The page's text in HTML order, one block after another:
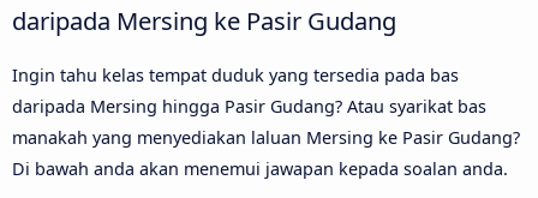
daripada Mersing ke Pasir Gudang
Ingin tahu kelas tempat duduk yang tersedia pada bas
daripada Mersing hingga Pasir Gudang? Atau syarikat bas
manakah yang menyediakan laluan Mersing ke Pasir Gudang?
Di bawah anda akan menemui jawapan kepada soalan anda.